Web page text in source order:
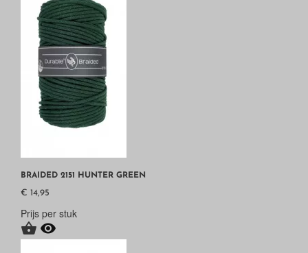
BRAIDED 2151 HUNTER GREEN
€ 14,95
Prijs per stuk
 